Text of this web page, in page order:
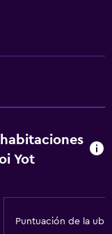
Yot
Puntuación de la